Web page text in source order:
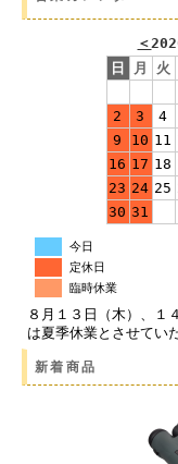
＜
日
月 火
2
3 4
9
10 11
16 17 18
23 24 25
30 31
今日
定休日
臨時休業
８月１３日（木）、１
は夏季休業とさせてい
新着商品